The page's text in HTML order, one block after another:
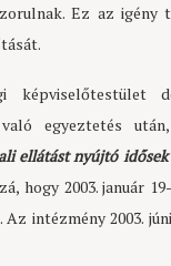
Ez az igény
képviselőtestület
egyeztetés
ellátást nyújtó
hogy 2003. január
intézmény 2003.